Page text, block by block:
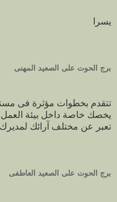
يسرا
برج الحوت على الصعيد المهنى
تتقدم بخطوات مؤثرة فى
يخصك خاصة داخل بيئة
تعبر عن مختلف آرائك لمديرك
برج الحوت على الصعيد العاطفى